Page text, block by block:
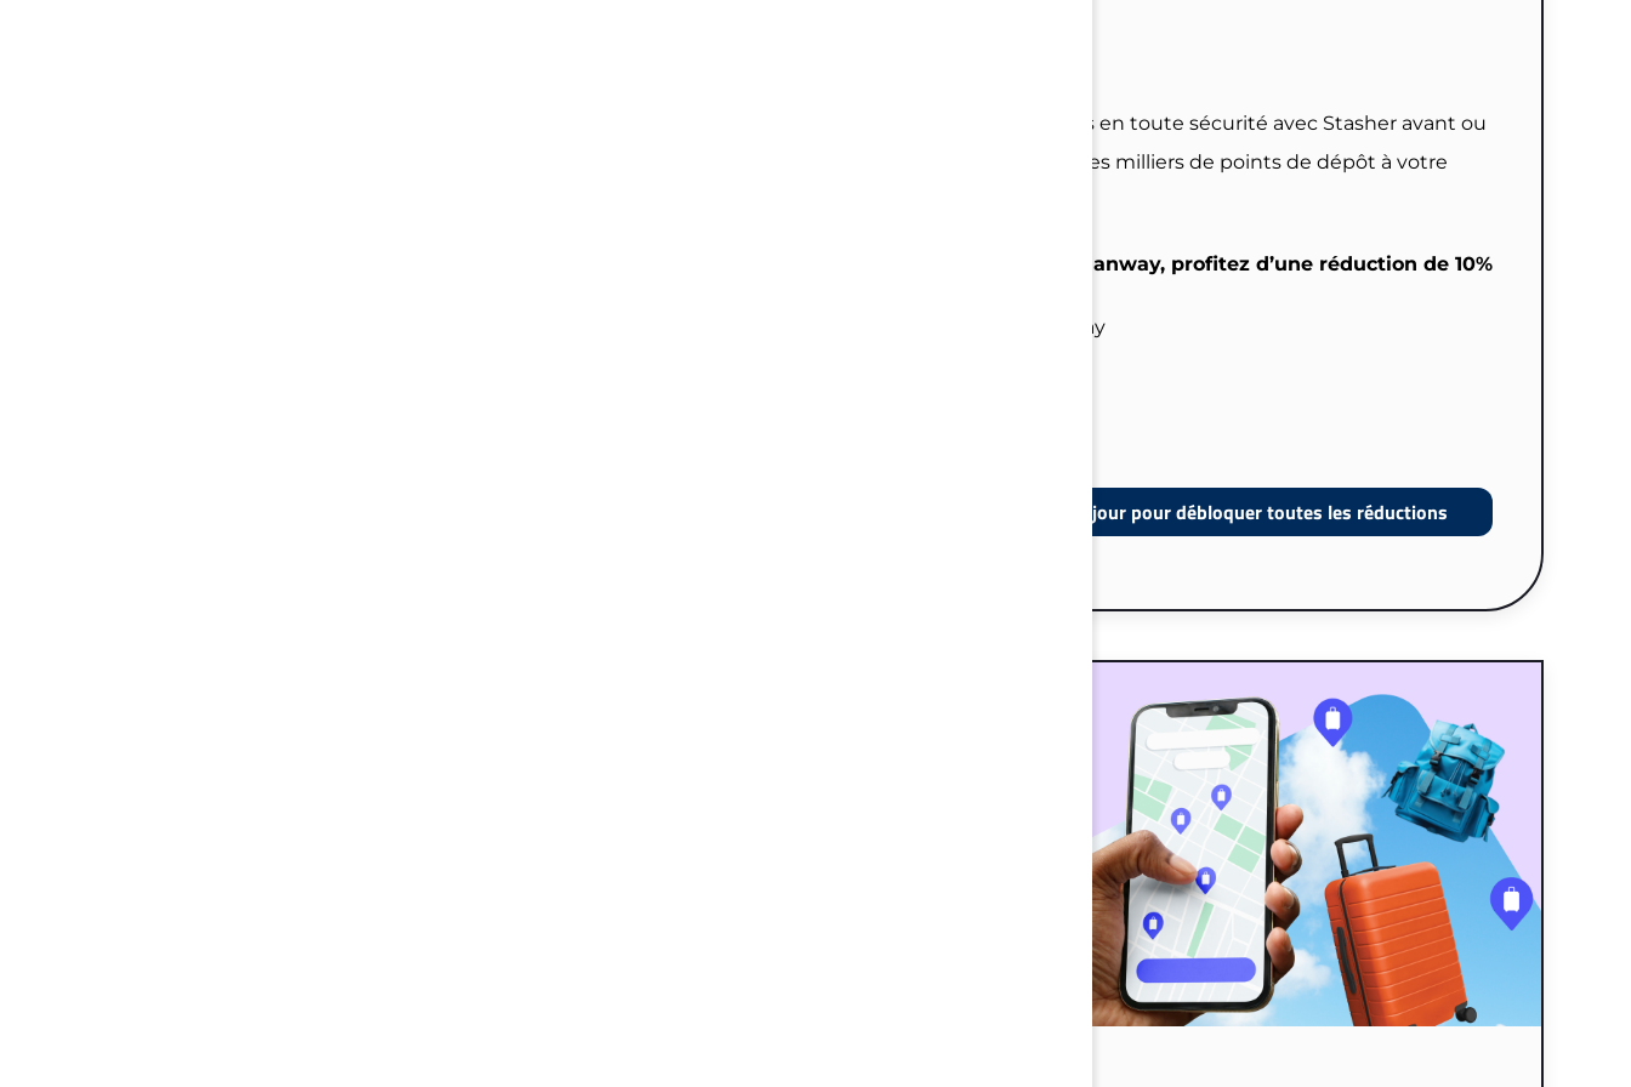
Stockez vos bagages en toute sécurité avec Stasher avant ou
après votre séjour. Des milliers de points de dépôt à votre
Pour les clients Italianway, profitez d’une réduction de 10%
#Bagages #Italianway
Réservez un séjour pour débloquer toutes les réductions